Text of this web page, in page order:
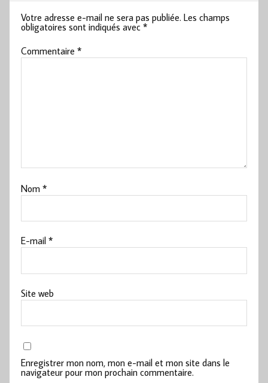
Votre adresse e-mail ne sera pas publiée. Les champs
obligatoires sont indiqués avec*
Commentaire*
Nom*
E-mail*
Site web
Enregistrer mon nom, mon e-mail et mon site dans le
navigateur pour mon prochain commentaire.